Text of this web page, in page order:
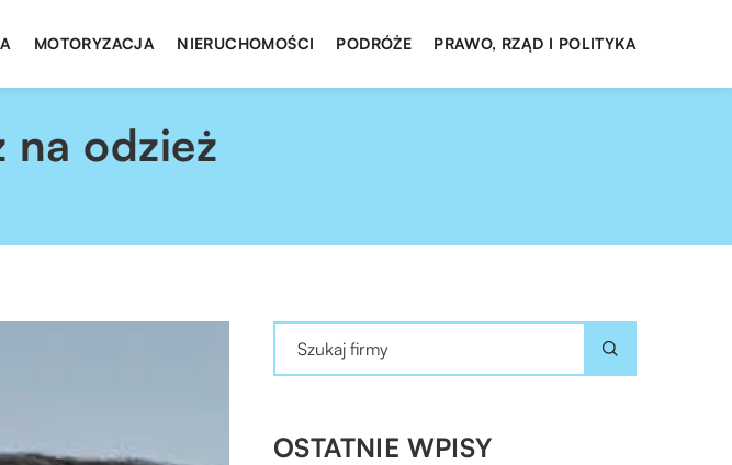
MOTORYZACJA NIERUCHOMOŚCI PODRÓŻE PRAWO, RZĄD I POLITYKA
na odzież
OSTATNIE WPISY